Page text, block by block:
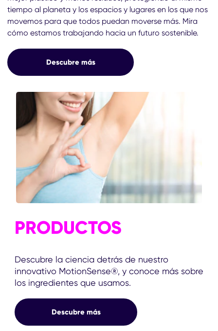
tiempo al planeta y los espacios y lugares en los que nos
movemos para que todos puedan moverse más. Mira
cómo estamos trabajando hacia un futuro sostenible.
Descubre más
PRODUCTOS
Descubre la ciencia detrás de nuestro
innovativo MotionSense®, y conoce más sobre
los ingredientes que usamos.
Descubre más